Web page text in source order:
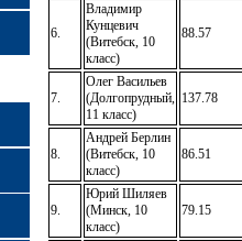
6.
Владимир
Кунцевич
(Витебск, 10
класс)
88.57
7.
Олег Васильев
(Долгопрудный,
11 класс)
137.78
8.
Андрей Берлин
(Витебск, 10
класс)
86.51
9.
Юрий Шиляев
(Минск, 10
класс)
79.15